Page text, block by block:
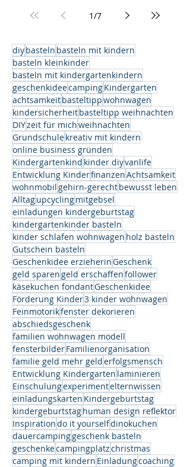
1/7
diybasteln basteln mit kindern
basteln kleinkinder
basteln mit kindergartenkindern
geschenkideecampingKindergarten
achtsamkeitbasteltippwohnwagen
kindersicherheitbasteltipp weihnachten
DIYzeit für michweihnachten
Grundschulekreativ mit kindern
online business gründen
Kindergartenkind kinder diyvanlife
Entwicklung KinderfinanzenAchtsamkeit
wohnmobilgehirn-gerechtbewusst leben
Alltagupcyclingmitgebsel
einladungen kindergeburtstag
kindergartenkinder basteln
kinder schlafen wohnwagen holz basteln
Gutschein basteln
Geschenkidee erzieherinGeschenk
geld sparengeld erschaffenfollower
käsekuchen fondantGeschenkidee
Förderung Kinder3 kinder wohnwagen
Feinmotorikfenster dekorieren
abschiedsgeschenk
familien wohnwagen modell
fensterbilderFamilienorganisation
familie geld mehr gelderfolgsmensch
Entwicklung Kindergarten laminieren
Einschulungexperimentelternwissen
einladungskarten Kindergeburtstag
kindergeburtstaghuman design reflektor
Inspirationdo it yourselfdinokuchen
dauercampinggeschenk basteln
geschenkecampingplatzchristmas
camping mit kindern Einladungcoaching